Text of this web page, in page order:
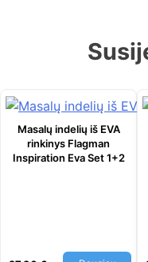
Masalų indelių iš EVA
rinkinys Flagman
Inspiration Eva Set 1+2